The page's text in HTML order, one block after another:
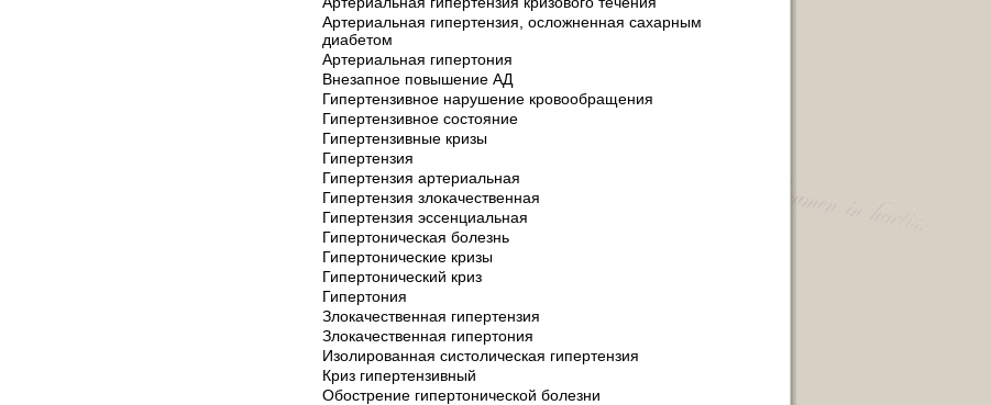
Артериальная гипертензия, осложненная сахарным
диабетом
Артериальная гипертония
Внезапное повышение АД
Гипертензивное нарушение кровообращения
Гипертензивное состояние
Гипертензивные кризы
Гипертензия
Гипертензия артериальная
Гипертензия злокачественная
Гипертензия эссенциальная
Гипертоническая болезнь
Гипертонические кризы
Гипертонический криз
Гипертония
Злокачественная гипертензия
Злокачественная гипертония
Изолированная систолическая гипертензия
Криз гипертензивный
Обострение гипертонической болезни